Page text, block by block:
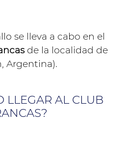
se lleva a cabo en el
de la localidad de
Argentina).
LLEGAR AL CLUB